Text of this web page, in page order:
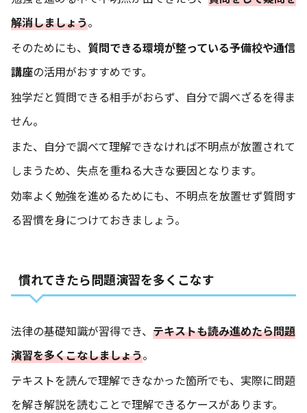
解消しましょう。
そのためにも、 質問できる環境が整っている予備校や通信
講座の活用がおすすめです。
独学だと質問できる相手がおらず、自分で調べざるを得ま
せん。
また、自分で調べて理解できなければ不明点が放置されて
しまうため、失点を重ねる大きな要因となります。
効率よく勉強を進めるためにも、不明点を放置せず質問す
る習慣を身につけておきましょう。
慣れてきたら問題演習を多くこなす
法律の基礎知識が習得でき、 テキストも読み進めたら問題
演習を多くこなしましょう。
テキストを読んで理解できなかった箇所でも、実際に問題
を解き解説を読むことで理解できるケースがあります。